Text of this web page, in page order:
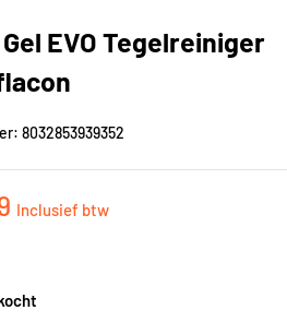
EVO Tegelreiniger
8032853939352
Inclusief btw